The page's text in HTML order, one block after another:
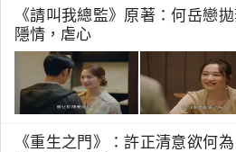
《請叫我總監》原著：何岳戀
隱情，虐心
《重生之門》：許正清意欲何